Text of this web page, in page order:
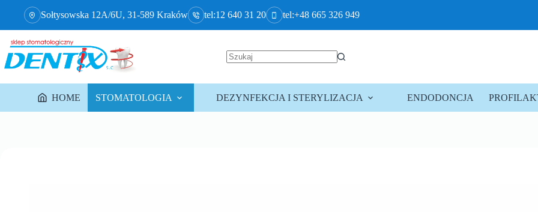
Sołtysowska 12A/6U, 31-589 Kraków tel:12 640 31 20 tel:+48 665 326 949
HOME STOMATOLOGIA DEZYNFEKCJA I STERYLIZACJA ENDODONCJA